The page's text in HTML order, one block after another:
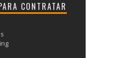
CONTRATAR